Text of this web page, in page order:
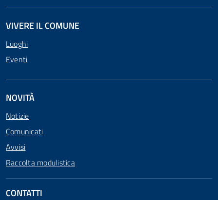
VIVERE IL COMUNE
Luoghi
Eventi
NOVITÀ
Notizie
Comunicati
Avvisi
Raccolta modulistica
CONTATTI